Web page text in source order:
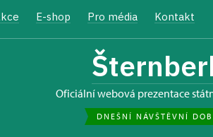
E-shop Pro média Kontakt
oficiální webová prezentace
DNEŠNÍ NÁVŠTĚVNÍ